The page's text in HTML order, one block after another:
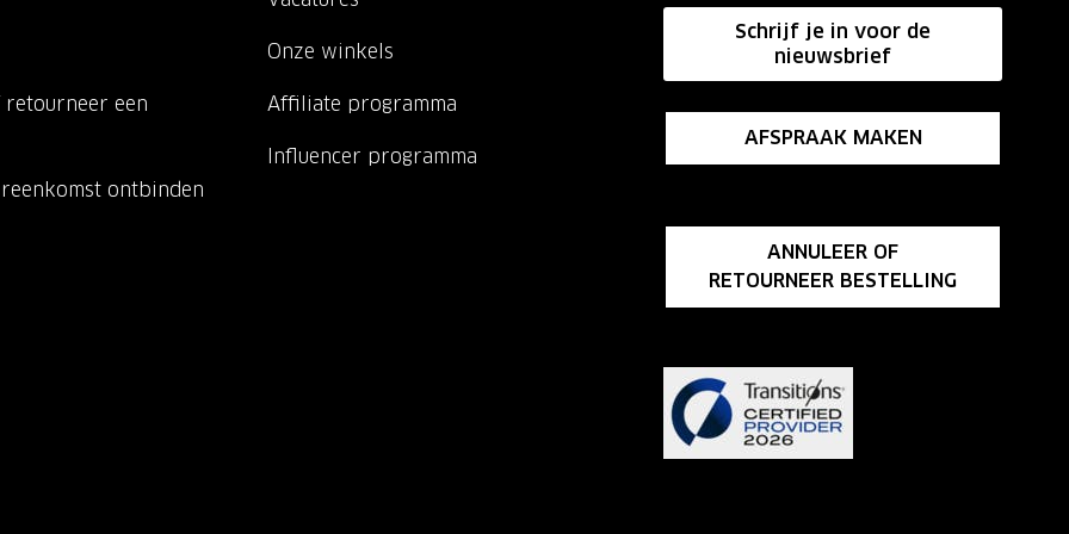
een
ontbinden
Onze winkels
Affiliate programma
Influencer programma
Schrijf je in voor de
nieuwsbrief
AFSPRAAK MAKEN
ANNULEER OF
RETOURNEER BESTELLING